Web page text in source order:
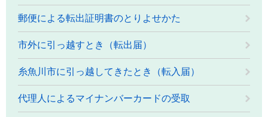
郵便による転出証明書のとりよせかた
市外に引っ越すとき（転出届）
糸魚川市に引っ越してきたとき（転入届）
代理人によるマイナンバーカードの受取